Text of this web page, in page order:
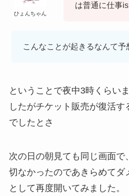
ひょんちゃん
は普通に仕事
こんなことが起きるなんて予
ということで夜中3時くらい
したがチケット販売が復活
でしたとさ
次の日の朝見ても同じ画面で
切なかったのであきらめてダ
として再度開いてみました。